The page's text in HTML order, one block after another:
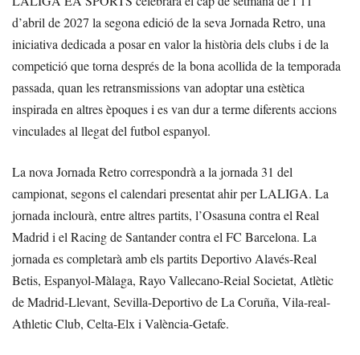
d’abril de 2027 la segona edició de la seva Jornada Retro, una
iniciativa dedicada a posar en valor la història dels clubs i de la
competició que torna després de la bona acollida de la temporada
passada, quan les retransmissions van adoptar una estètica
inspirada en altres èpoques i es van dur a terme diferents accions
vinculades al llegat del futbol espanyol.
La nova Jornada Retro correspondrà a la jornada 31 del
campionat, segons el calendari presentat ahir per LALIGA. La
jornada inclourà, entre altres partits, l’Osasuna contra el Real
Madrid i el Racing de Santander contra el FC Barcelona. La
jornada es completarà amb els partits Deportivo Alavés-Real
Betis, Espanyol-Màlaga, Rayo Vallecano-Reial Societat, Atlètic
de Madrid-Llevant, Sevilla-Deportivo de La Coruña, Vila-real-
Athletic Club, Celta-Elx i València-Getafe.